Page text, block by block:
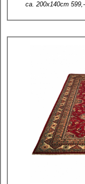
ca. 200x140cm 599,-